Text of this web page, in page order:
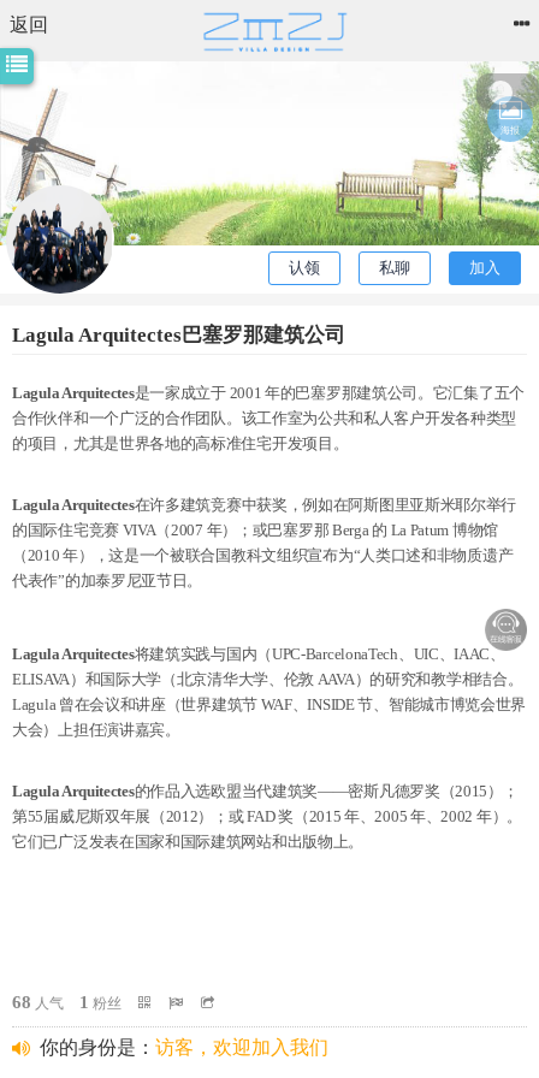
返回
加入
私聊
认领
电器
编者
25天
问过
Lagula Arquitectes巴塞罗那建筑公司
Lagula Arquitectes是一家成立于 2001 年的巴塞罗那建筑公司。它汇集了五个
合作伙伴和一个广泛的合作团队。 该工作室为公共和私人客户开发各种类型
的项目，尤其是世界各地的高标准住宅开发项目。
Lagula Arquitectes在许多建筑竞赛中获奖，例如在阿斯图里亚斯米耶尔举行
的国际住宅竞赛 VIVA（2007 年）； 或巴塞罗那 Berga 的 La Patum 博物馆
（2010 年），这是一个被联合国教科文组织宣布为“人类口述和非物质遗产
代表作”的加泰罗尼亚节日。
Lagula Arquitectes将建筑实践与国内（UPC-BarcelonaTech、UIC、IAAC、
ELISAVA）和国际大学（北京清华大学、伦敦 AAVA）的研究和教学相结合。
Lagula 曾在会议和讲座（世界建筑节 WAF、INSIDE 节、智能城市博览会世界
大会）上担任演讲嘉宾。
Lagula Arquitectes的作品入选欧盟当代建筑奖——密斯凡德罗奖（2015）；
第55届威尼斯双年展（2012）； 或 FAD 奖（2015 年、2005 年、2002 年）。
它们已广泛发表在国家和国际建筑网站和出版物上。
68 人气 1 粉丝
你的身份是： 访客，欢迎加入我们
也
建
一
海报